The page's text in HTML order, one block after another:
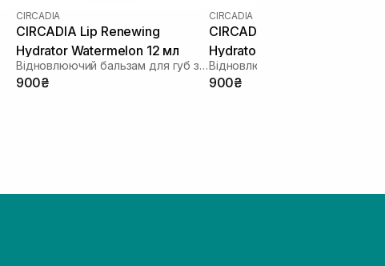
CIRCADIA
CIRCADIA Lip Renewing
Hydrator Watermelon 12 мл
Відновлюючий бальзам для губ з ароматом кавуна
900₴
CIRCADIA
CIRCADIA Lip Renewing
Hydrator Naked 12 мл
900₴